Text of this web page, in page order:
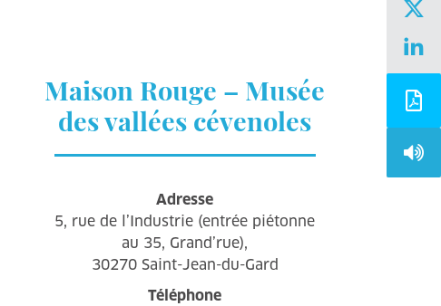
Maison Rouge – Musée
des vallées cévenoles
Adresse
5, rue de l’Industrie (entrée piétonne
au 35, Grand’rue),
30270 Saint-Jean-du-Gard
Téléphone